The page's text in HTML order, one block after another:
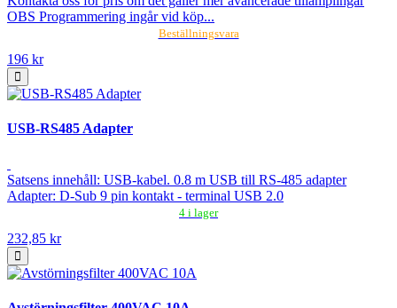
OBS Programmering ingår vid köp...
Beställningsvara
196 kr
USB-RS485 Adapter
Satsens innehåll: USB-kabel. 0.8 m USB till RS-485 adapter
Adapter: D-Sub 9 pin kontakt - terminal USB 2.0
4 i lager
232,85 kr